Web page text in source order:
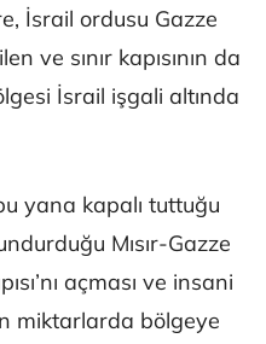
İsrail ordusu Gazze
ve sınır kapısının da
İsrail işgali altında
yana kapalı tuttuğu
Mısır-Gazze
açması ve insani
miktarlarda bölgeye